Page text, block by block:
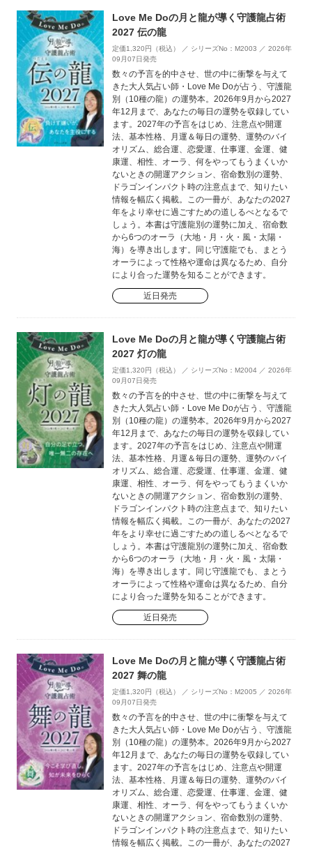
Love Me Doの月と龍が導く守護龍占術
2027 伝の龍
定価1,320円（税込） ／ シリーズNo：M2003 ／ 2026年
09月07日発売
数々の予言を的中させ、世の中に衝撃を与えて
きた大人気占い師・Love Me Doが占う、守護龍
別（10種の龍）の運勢本。2026年9月から2027
年12月まで、あなたの毎日の運勢を収録してい
ます。2027年の予言をはじめ、注意点や開運
法、基本性格、月運＆毎日の運勢、運勢のバイ
オリズム、総合運、恋愛運、仕事運、金運、健
康運、相性、オーラ、何をやってもうまくいか
ないときの開運アクション、宿命数別の運勢、
ドラゴンインパクト時の注意点まで、知りたい
情報を幅広く掲載。この一冊が、あなたの2027
年をより幸せに過ごすための道しるべとなるで
しょう。本書は守護龍別の運勢に加え、宿命数
から6つのオーラ（大地・月・火・風・太陽・
海）を導き出します。同じ守護龍でも、まとう
オーラによって性格や運命は異なるため、自分
により合った運勢を知ることができます。
近日発売
Love Me Doの月と龍が導く守護龍占術
2027 灯の龍
定価1,320円（税込） ／ シリーズNo：M2004 ／ 2026年
09月07日発売
数々の予言を的中させ、世の中に衝撃を与えて
きた大人気占い師・Love Me Doが占う、守護龍
別（10種の龍）の運勢本。2026年9月から2027
年12月まで、あなたの毎日の運勢を収録してい
ます。2027年の予言をはじめ、注意点や開運
法、基本性格、月運＆毎日の運勢、運勢のバイ
オリズム、総合運、恋愛運、仕事運、金運、健
康運、相性、オーラ、何をやってもうまくいか
ないときの開運アクション、宿命数別の運勢、
ドラゴンインパクト時の注意点まで、知りたい
情報を幅広く掲載。この一冊が、あなたの2027
年をより幸せに過ごすための道しるべとなるで
しょう。本書は守護龍別の運勢に加え、宿命数
から6つのオーラ（大地・月・火・風・太陽・
海）を導き出します。同じ守護龍でも、まとう
オーラによって性格や運命は異なるため、自分
により合った運勢を知ることができます。
近日発売
Love Me Doの月と龍が導く守護龍占術
2027 舞の龍
定価1,320円（税込） ／ シリーズNo：M2005 ／ 2026年
09月07日発売
数々の予言を的中させ、世の中に衝撃を与えて
きた大人気占い師・Love Me Doが占う、守護龍
別（10種の龍）の運勢本。2026年9月から2027
年12月まで、あなたの毎日の運勢を収録してい
ます。2027年の予言をはじめ、注意点や開運
法、基本性格、月運＆毎日の運勢、運勢のバイ
オリズム、総合運、恋愛運、仕事運、金運、健
康運、相性、オーラ、何をやってもうまくいか
ないときの開運アクション、宿命数別の運勢、
ドラゴンインパクト時の注意点まで、知りたい
情報を幅広く掲載。この一冊が、あなたの2027